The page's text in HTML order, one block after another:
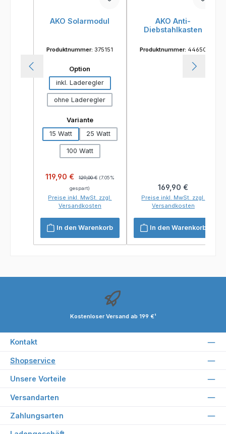
AKO Solarmodul
Produktnummer: 375151
Option
inkl. Laderegler
ohne Laderegler
Varianteauswählen
15 Watt
25 Watt
100 Watt
Verkaufspreis:
119,90 € 129,00 € (7.05%
gespart)
Preise inkl. MwSt. zzgl.
Versandkosten
In den Warenkorb
AKO Anti-
Diebstahlkasten
Produktnummer: 44650
Regulärer Preis:
169,90 €
Preise inkl. MwSt. zzgl.
Versandkosten
In den Warenkorb
Kostenloser Versand ab 199 €¹
Kontakt
Shopservice
Unsere Vorteile
Versandarten
Zahlungsarten